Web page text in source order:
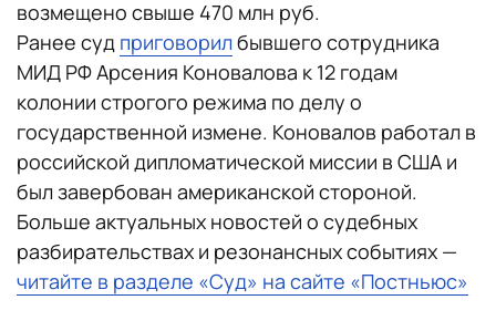
возмещено свыше 470 млн руб.
Ранее суд приговорилбывшего сотрудника
МИД РФ Арсения Коновалова к 12 годам
колонии строгого режима по делу о
государственной измене. Коновалов работал в
российской дипломатической миссии в США и
был завербован американской стороной.
Больше актуальных новостей о судебных
разбирательствах и резонансных событиях —
читайте в разделе «Суд» на сайте «Постньюс»